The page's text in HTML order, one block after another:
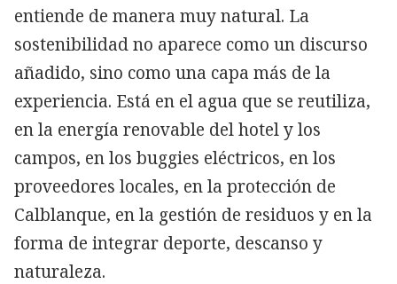
entiende de manera muy natural. La
sostenibilidad no aparece como un discurso
añadido, sino como una capa más de la
experiencia. Está en el agua que se reutiliza,
en la energía renovable del hotel y los
campos, en los buggies eléctricos, en los
proveedores locales, en la protección de
Calblanque, en la gestión de residuos y en la
forma de integrar deporte, descanso y
naturaleza.